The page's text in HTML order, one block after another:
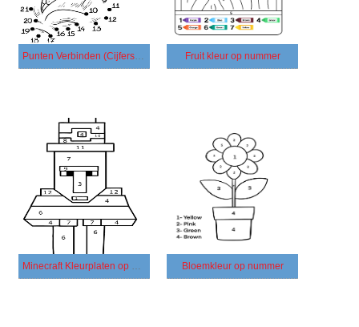
Punten Verbinden (Cijfers Verbinden) Fruit kleur op nummer
Minecraft Kleurplaten op nummer Bloemkleur op nummer